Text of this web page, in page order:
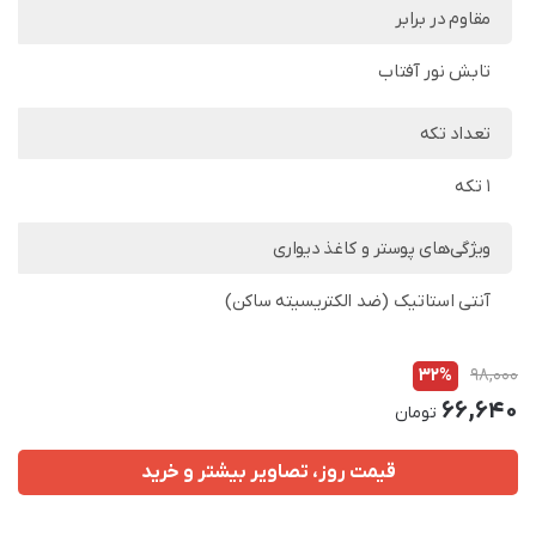
مقاوم در برابر
تابش نور آفتاب
تعداد تکه
1 تکه
ویژگی‌های پوستر و کاغذ دیواری
آنتی استاتیک (ضد الکتریسیته ساکن)
98,000
32%
66,640 تومان
قیمت روز، تصاویر بیشتر و خرید